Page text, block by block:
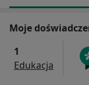
Moje
1
Edukacja